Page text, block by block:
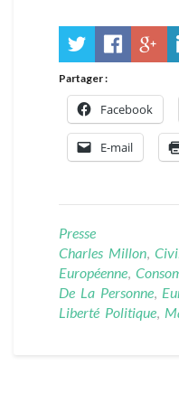
Partager :
Facebook
E-mail
Presse
Charles Millon,
Européenne,
De La Personne,
Liberté Politique,